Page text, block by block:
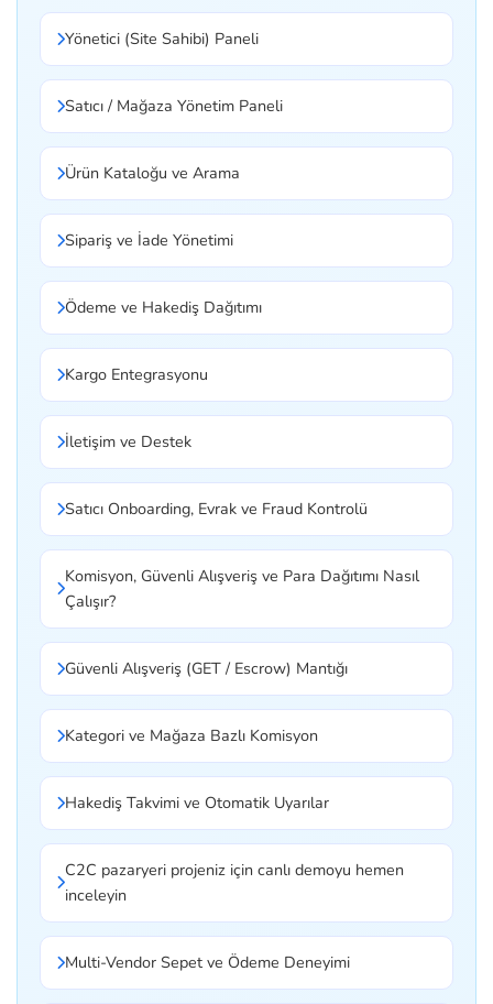
Yönetici (Site Sahibi) Paneli
Satıcı / Mağaza Yönetim Paneli
Ürün Kataloğu ve Arama
Sipariş ve İade Yönetimi
Ödeme ve Hakediş Dağıtımı
Kargo Entegrasyonu
İletişim ve Destek
Satıcı Onboarding, Evrak ve Fraud Kontrolü
Komisyon, Güvenli Alışveriş ve Para Dağıtımı Nasıl
Çalışır?
Güvenli Alışveriş (GET / Escrow) Mantığı
Kategori ve Mağaza Bazlı Komisyon
Hakediş Takvimi ve Otomatik Uyarılar
C2C pazaryeri projeniz için canlı demoyu hemen
inceleyin
Multi-Vendor Sepet ve Ödeme Deneyimi